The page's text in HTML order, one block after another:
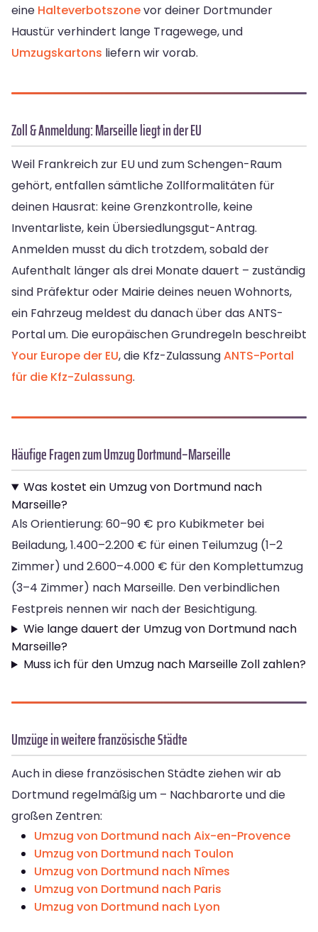
eine Halteverbotszonevor deiner Dortmunder
Haustür verhindert lange Tragewege, und
Umzugskartons liefern wir vorab.
Zoll & Anmeldung: Marseille liegt in der EU
Weil Frankreich zur EU und zum Schengen-Raum
gehört, entfallen sämtliche Zollformalitäten für
deinen Hausrat: keine Grenzkontrolle, keine
Inventarliste, kein Übersiedlungsgut-Antrag.
Anmelden musst du dich trotzdem, sobald der
Aufenthalt länger als drei Monate dauert – zuständig
sind Präfektur oder Mairie deines neuen Wohnorts,
ein Fahrzeug meldest du danach über das ANTS-
Portal um. Die europäischen Grundregeln beschreibt
Your Europe der EU, die Kfz-ZulassungANTS-Portal
für die Kfz-Zulassung.
Häufige Fragen zum Umzug Dortmund–Marseille
Was kostet ein Umzug von Dortmund nach
Marseille?
Als Orientierung: 60–90 € pro Kubikmeter bei
Beiladung, 1.400–2.200 € für einen Teilumzug (1–2
Zimmer) und 2.600–4.000 € für den Komplettumzug
(3–4 Zimmer) nach Marseille. Den verbindlichen
Festpreis nennen wir nach der Besichtigung.
Wie lange dauert der Umzug von Dortmund nach
Marseille?
Muss ich für den Umzug nach Marseille Zoll zahlen?
Umzüge in weitere französische Städte
Auch in diese französischen Städte ziehen wir ab
Dortmund regelmäßig um – Nachbarorte und die
großen Zentren:
Umzug von Dortmund nach Aix-en-Provence
Umzug von Dortmund nach Toulon
Umzug von Dortmund nach Nîmes
Umzug von Dortmund nach Paris
Umzug von Dortmund nach Lyon